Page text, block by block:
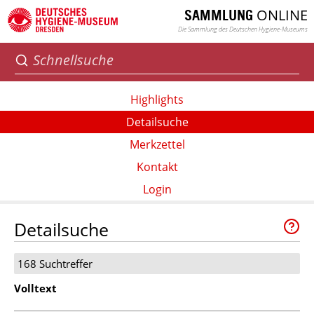
SAMMLUNG ONLINE
Die Sammlung des Deutschen Hygiene-Museums
Highlights
Detailsuche
Merkzettel
Kontakt
Login
Detailsuche
168 Suchtreffer
Volltext